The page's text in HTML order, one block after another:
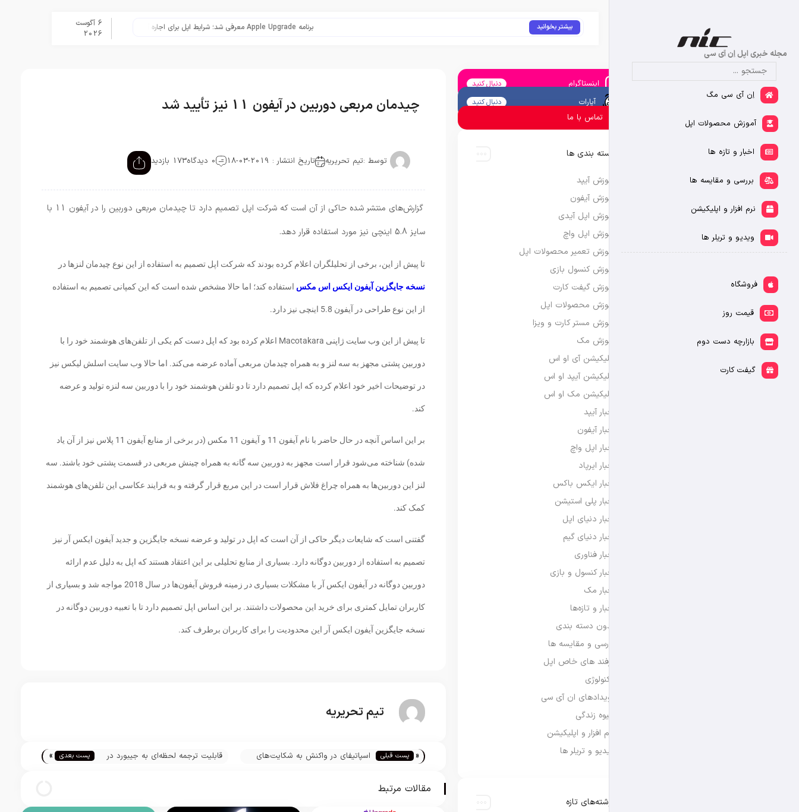
مجله خبری اپل اِن آی سی
اِن آی سی مگ
آموزش محصولات اپل
اخبار و تازه ها
بررسی و مقایسه ها
نرم افزار و اپلیکیشن
ویدیو و تریلر ها
فروشگاه
قیمت روز
بازارچه دست دوم
گیفت کارت
بیشتر بخوانید
6 آگوست
2026
چیدمان مربعی دوربین در آیفون 11 نیز تأیید شد
توسط :تیم تحریریه تاریخ انتشار : 2019-03-18 0 دیدگاه 173 بازدید
گزارش‌های منتشر شده حاکی از آن است که شرکت اپل تصمیم دارد تا چیدمان مربعی دوربین را در آیفون 11 با
سایز 5.8 اینچی نیز مورد استفاده قرار دهد.
تا پیش از این، برخی از تحلیلگران اعلام کرده بودند که شرکت اپل تصمیم به استفاده از این نوع چیدمان لنزها در
نسخه جایگزین آیفون ایکس اس مکس استفاده کند؛ اما حالا مشخص شده است که این کمپانی تصمیم به استفاده
از این نوع طراحی در آیفون 5.8 اینچی نیز دارد.
تا پیش از این وب سایت ژاپنی Macotakara اعلام کرده بود که اپل دست کم یکی از تلفن‌های هوشمند خود را با
دوربین پشتی مجهز به سه لنز و به همراه چیدمان مربعی آماده عرضه می‌کند. اما حالا وب سایت اسلش لیکس نیز
در توضیحات اخیر خود اعلام کرده که اپل تصمیم دارد تا دو تلفن هوشمند خود را با دوربین سه لنزه تولید و عرضه
کند.
بر این اساس آنچه در حال حاضر با نام آیفون 11 و آیفون 11 مکس (در برخی از منابع آیفون 11 پلاس نیز از آن یاد
شده) شناخته می‌شود قرار است مجهز به دوربین سه گانه به همراه چینش مربعی در قسمت پشتی خود باشند. سه
لنز این دوربین‌ها به همراه چراغ فلاش قرار است در این مربع قرار گرفته و به فرایند عکاسی این تلفن‌های هوشمند
کمک کند.
گفتنی است که شایعات دیگر حاکی از آن است که اپل در تولید و عرضه نسخه جایگزین و جدید آیفون ایکس آر نیز
تصمیم به استفاده از دوربین دوگانه دارد. بسیاری از منابع تحلیلی بر این اعتقاد هستند که اپل به دلیل عدم ارائه
دوربین دوگانه در آیفون ایکس آر با مشکلات بسیاری در زمینه فروش آیفون‌ها در سال 2018 مواجه شد و بسیاری از
کاربران تمایل کمتری برای خرید این محصولات داشتند. بر این اساس اپل تصمیم دارد تا با تعبیه دوربین دوگانه در
نسخه جایگزین آیفون ایکس آر این محدودیت را برای کاربران برطرف کند.
تیم تحریریه
« پست قبلی
اسپاتیفای در واکنش به شکایت‌های
قابلیت ترجمه لحظه‌ای به جیبورد در
پست بعدی »
مقالات مرتبط
اینستاگرام دنبال کنید
آپارات دنبال کنید
تماس با ما
دسته بندی ها
آموزش آیپد
آموزش آیفون
آموزش اپل آیدی
آموزش اپل واچ
آموزش تعمیر محصولات اپل
آموزش کنسول بازی
آموزش گیفت کارت
آموزش محصولات اپل
آموزش مستر کارت و ویزا
آموزش مک
اپلیکیشن آی او اس
اپلیکیشن آیپد او اس
اپلیکیشن مک او اس
اخبار آیپد
اخبار آیفون
اخبار اپل واچ
اخبار ایرپاد
اخبار ایکس باکس
اخبار پلی استیشن
اخبار دنیای اپل
اخبار دنیای گیم
اخبار فناوری
اخبار کنسول و بازی
اخبار مک
اخبار و تازه‌ها
بدون دسته بندی
بررسی و مقایسه ها
ترفند های خاص اپل
تکنولوژی
رویدادهای ان آی سی
شیوه زندگی
نرم افزار و اپلیکیشن
ویدیو و تریلر ها
نوشته‌های تازه